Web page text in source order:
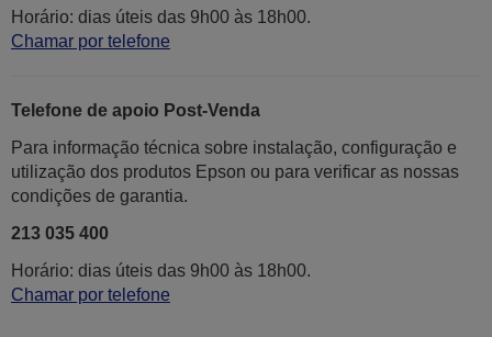
Horário: dias úteis das 9h00 às 18h00.
Chamar por telefone
Telefone de apoio Post-Venda
Para informação técnica sobre instalação, configuração e
utilização dos produtos Epson ou para verificar as nossas
condições de garantia.
213 035 400
Horário: dias úteis das 9h00 às 18h00.
Chamar por telefone